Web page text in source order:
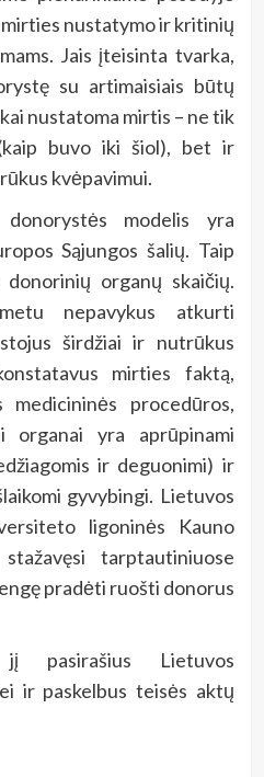
nustatymo ir kritinių
Jais įteisinta tvarka,
su artimaisiais būtų
nustatoma mirtis – ne tik
buvo iki šiol), bet ir
kvėpavimui.
donorystės modelis yra
Sąjungos šalių. Taip
organų skaičių.
nepavykus atkurti
širdžiai ir nutrūkus
mirties faktą,
procedūros,
organai yra aprūpinami
ir deguonimi) ir
gyvybingi. Lietuvos
ligoninės Kauno
tarptautiniuose
pradėti ruošti donorus
jį pasirašius Lietuvos
ir paskelbus teisės aktų